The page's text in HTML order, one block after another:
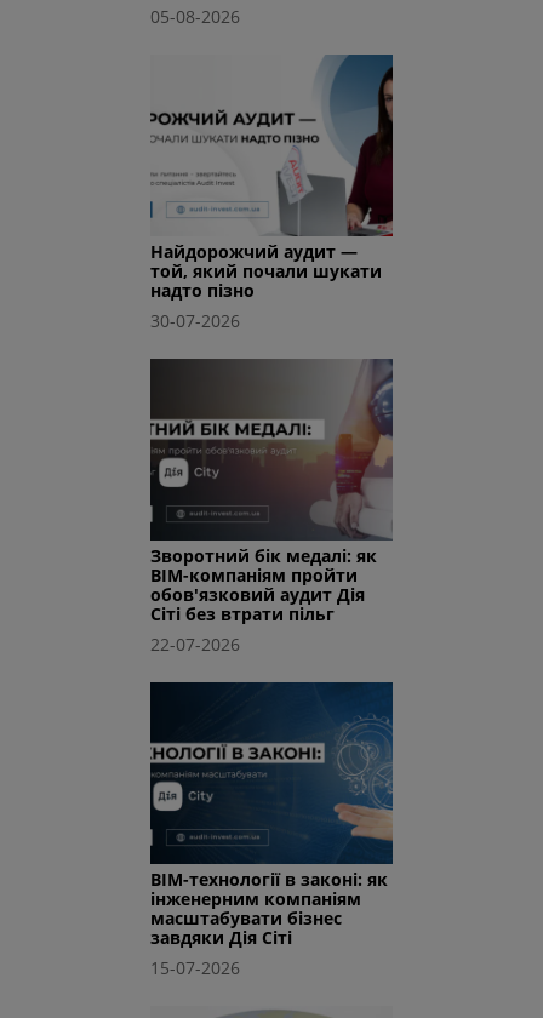
05-08-2026
Найдорожчий аудит —
той, який почали шукати
надто пізно
30-07-2026
Зворотний бік медалі: як
BIM-компаніям пройти
обов'язковий аудит Дія
Сіті без втрати пільг
22-07-2026
BIM-технології в законі: як
інженерним компаніям
масштабувати бізнес
завдяки Дія Сіті
15-07-2026